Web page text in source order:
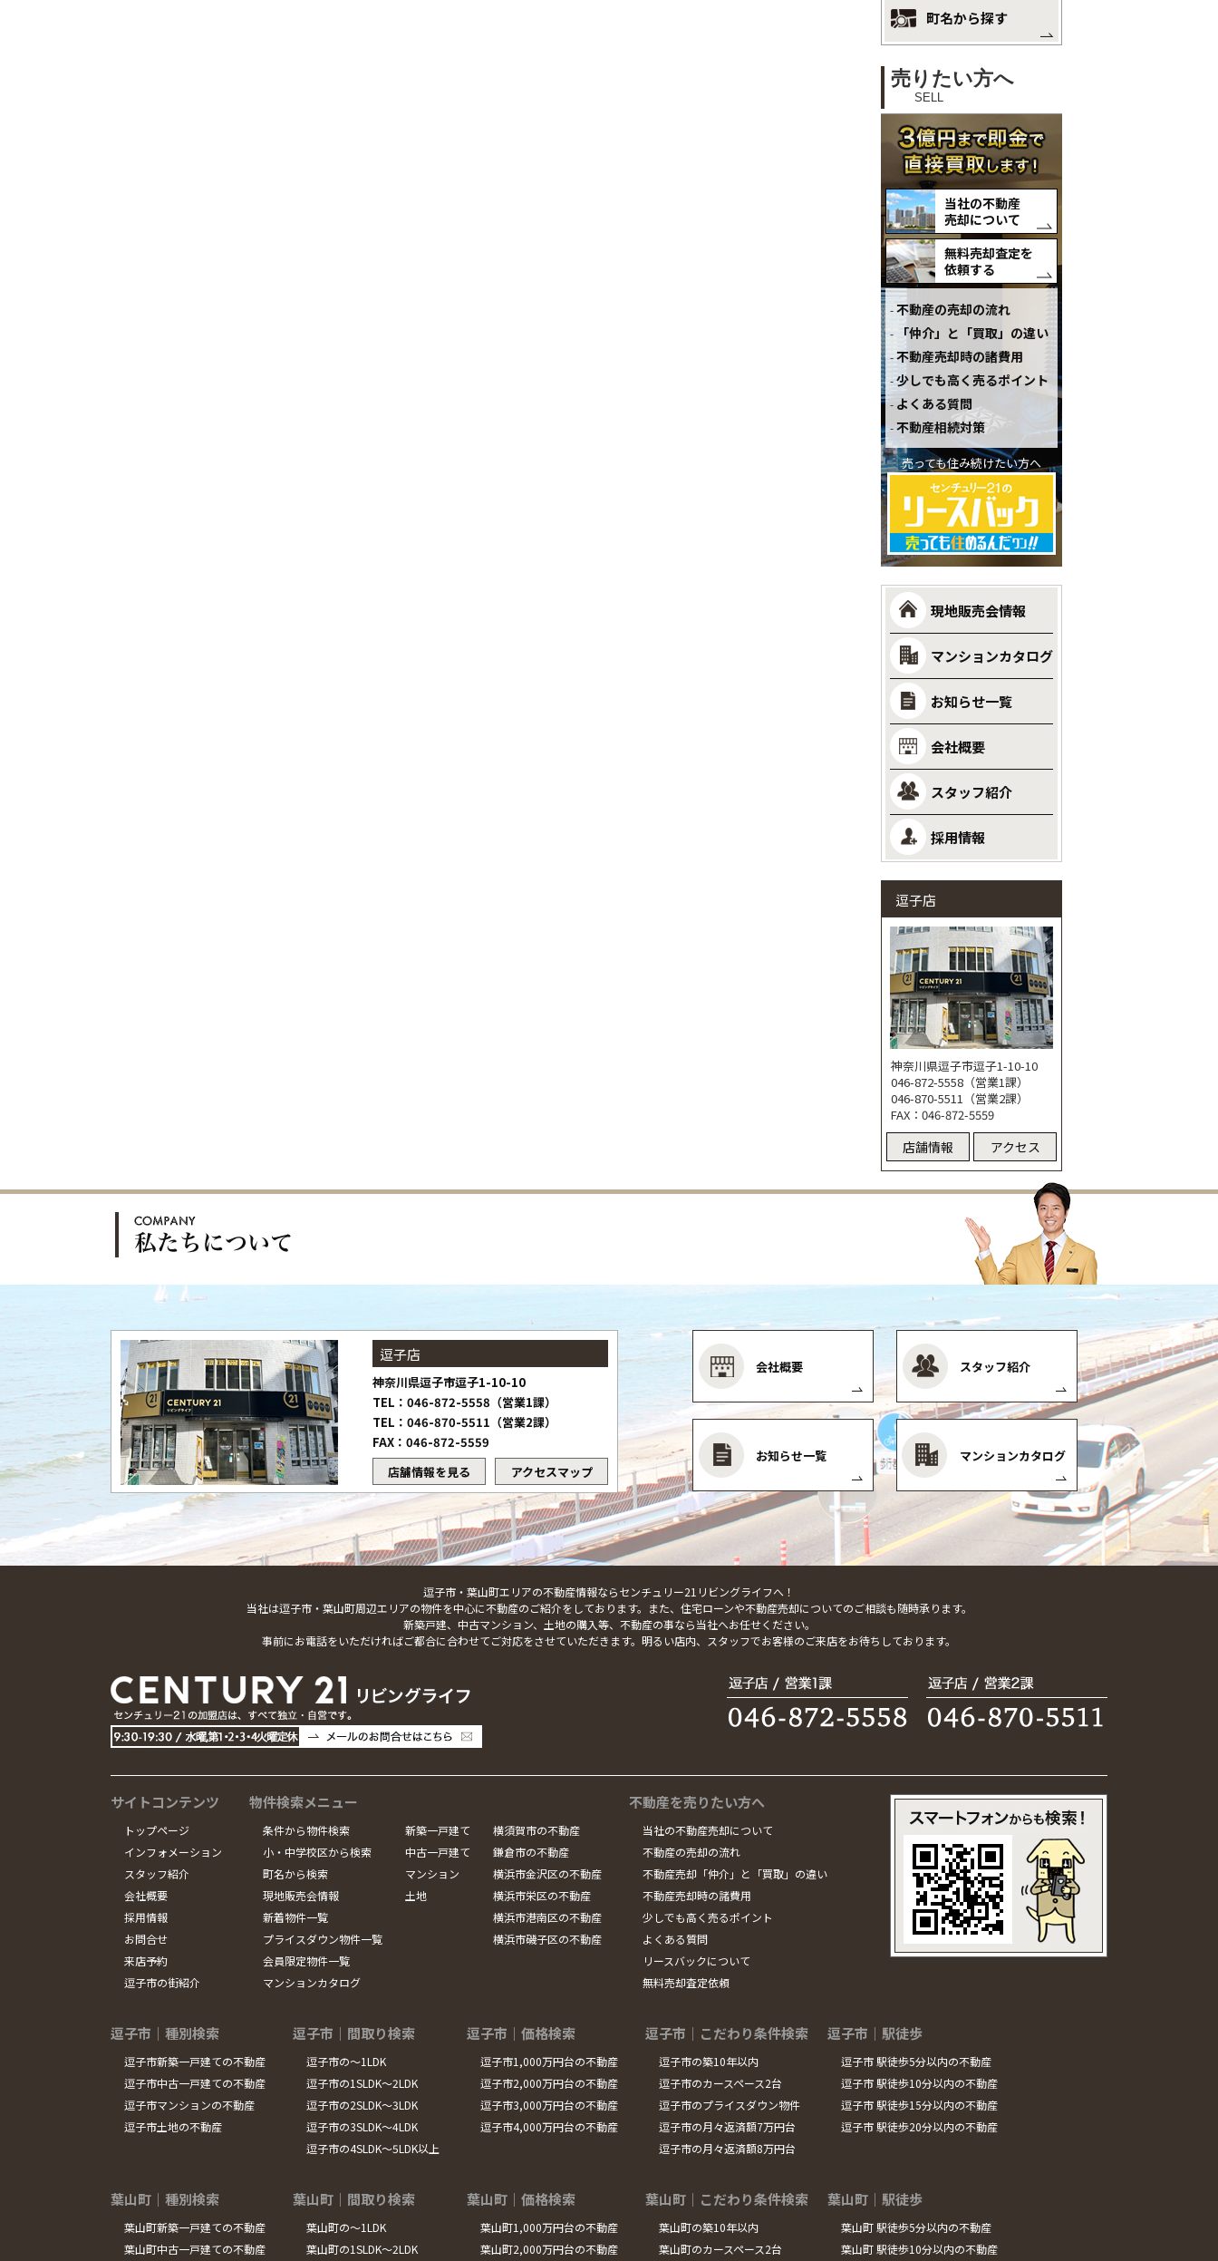
町名から探す
売りたい方へ
SELL
当社の不動産
売却について
無料売却査定を
依頼する
不動産の売却の流れ
「仲介」と「買取」の違い
不動産売却時の諸費用
少しでも高く売るポイント
よくある質問
不動産相続対策
売っても住み続けたい方へ
現地販売会情報
マンションカタログ
お知らせ一覧
会社概要
スタッフ紹介
採用情報
逗子店
神奈川県逗子市逗子1-10-10
046-872-5558（営業1課）
046-870-5511（営業2課）
FAX：046-872-5559
店舗情報 アクセス
逗子店
神奈川県逗子市逗子1-10-10
TEL：046-872-5558（営業1課）
TEL：046-870-5511（営業2課）
FAX：046-872-5559
店舗情報を見る
アクセスマップ
会社概要 スタッフ紹介
お知らせ一覧 マンションカタログ
逗子市・葉山町エリアの不動産情報ならセンチュリー21リビングライフへ！
当社は逗子市・葉山町周辺エリアの物件を中心に不動産のご紹介をしております。また、住宅ローンや不動産売却についてのご相談も随時承ります。
新築戸建、中古マンション、土地の購入等、不動産の事なら当社へお任せください。
事前にお電話をいただければご都合に合わせてご対応をさせていただきます。明るい店内、スタッフでお客様のご来店をお待ちしております。
サイトコンテンツ
トップページ
インフォメーション
スタッフ紹介
会社概要
採用情報
お問合せ
来店予約
逗子市の街紹介
物件検索メニュー
条件から物件検索
小・中学校区から検索
町名から検索
現地販売会情報
新着物件一覧
プライスダウン物件一覧
会員限定物件一覧
マンションカタログ
新築一戸建て
中古一戸建て
マンション
土地
横須賀市の不動産
鎌倉市の不動産
横浜市金沢区の不動産
横浜市栄区の不動産
横浜市港南区の不動産
横浜市磯子区の不動産
不動産を売りたい方へ
当社の不動産売却について
不動産の売却の流れ
不動産売却「仲介」と「買取」の違い
不動産売却時の諸費用
少しでも高く売るポイント
よくある質問
リースバックについて
無料売却査定依頼
逗子市｜種別検索
逗子市新築一戸建ての不動産
逗子市中古一戸建ての不動産
逗子市マンションの不動産
逗子市土地の不動産
逗子市｜間取り検索
逗子市の～1LDK
逗子市の1SLDK～2LDK
逗子市の2SLDK～3LDK
逗子市の3SLDK～4LDK
逗子市の4SLDK～5LDK以上
逗子市｜価格検索
逗子市1,000万円台の不動産
逗子市2,000万円台の不動産
逗子市3,000万円台の不動産
逗子市4,000万円台の不動産
逗子市｜こだわり条件検索
逗子市の築10年以内
逗子市のカースペース2台
逗子市のプライスダウン物件
逗子市の月々返済額7万円台
逗子市の月々返済額8万円台
逗子市｜駅徒歩
逗子市 駅徒歩5分以内の不動産
逗子市 駅徒歩10分以内の不動産
逗子市 駅徒歩15分以内の不動産
逗子市 駅徒歩20分以内の不動産
葉山町｜種別検索
葉山町新築一戸建ての不動産
葉山町中古一戸建ての不動産
葉山町｜間取り検索
葉山町の～1LDK
葉山町の1SLDK～2LDK
葉山町｜価格検索
葉山町1,000万円台の不動産
葉山町2,000万円台の不動産
葉山町｜こだわり条件検索
葉山町の築10年以内
葉山町のカースペース2台
葉山町｜駅徒歩
葉山町 駅徒歩5分以内の不動産
葉山町 駅徒歩10分以内の不動産